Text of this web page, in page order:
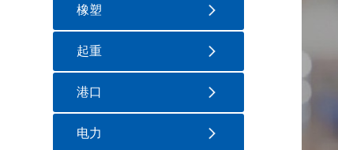
橡塑
起重
港口
电力